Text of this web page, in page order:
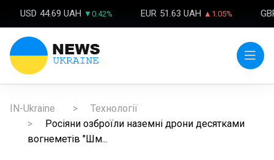
USD 44.69 UAH ▼0.42% EUR 51.63 UAH ▲1.05%
IN-Ukraine
Технології
Росіяни озброїли наземні дрони десятками
вогнеметів "Шм...